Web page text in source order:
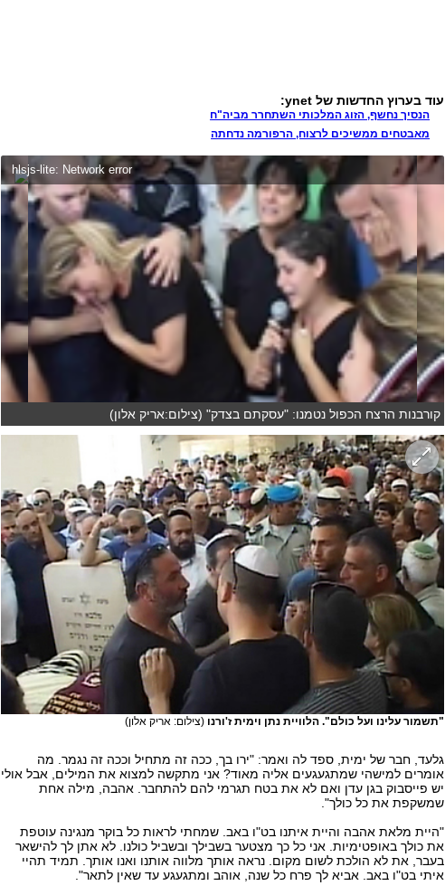
עוד בערוץ החדשות של ynet:
הנסיך נחשף, הזוג המלכותי השתחרר מביה"ח
מאבטחים ממשיכים לרצוח, הרפורמה נדחתה
hlsjs-lite: Network error
קורבנות הרצח הכפול נטמנו: "עסקתם בצדק" (צילום:אריק אלון)
"תשמור עלינו ועל כולם". הלוויית נתן וימית ז'ורנו (צילום: אריק אלון)
גלעד, חבר של ימית, ספד לה ואמר: "ירו בך, ככה זה מתחיל וככה זה נגמר. מה
אומרים למישהי שמתגעגעים אליה מאוד? אני מתקשה למצוא את המילים, אבל אולי
יש פייסבוק בגן עדן ואם לא את בטח תגרמי להם להתחבר. אהבה, מילה אחת
שמשקפת את כל כולך".
"היית מלאת אהבה והיית איתנו בט"ו באב. שמחתי לראות כל בוקר מנגינה עוטפת
את כולך באופטימיות. אני כל כך מצטער בשבילך ובשביל כולנו. לא אתן לך להישאר
בעבר, את לא הולכת לשום מקום. נראה אותך מלווה אותנו ואנו אותך. תמיד תהיי
איתי בט"ו באב. אביא לך פרח כל שנה, אוהב ומתגעגע עד שאין לתאר".